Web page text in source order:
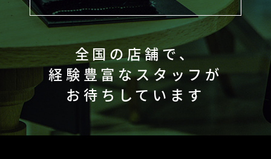
全国の店舗で、
経験豊富なスタッフが
お待ちしています